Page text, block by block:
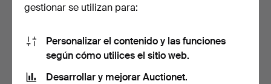
RAGNAR R. JØRGENSEN.
Subastado 22 dic 2025
BJÖRN WECKSTRÖM.
Subastado 22 dic 2025
gestionar se utilizan para:
Personalizar el contenido y las funciones
según cómo utilices el sitio web.
Desarrollar y mejorar Auctionet.